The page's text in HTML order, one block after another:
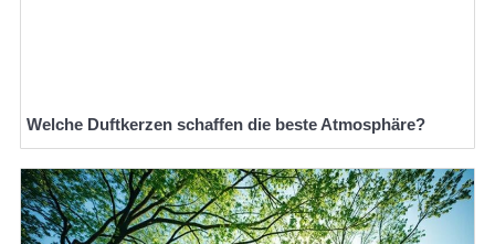
Welche Duftkerzen schaffen die beste Atmosphäre?